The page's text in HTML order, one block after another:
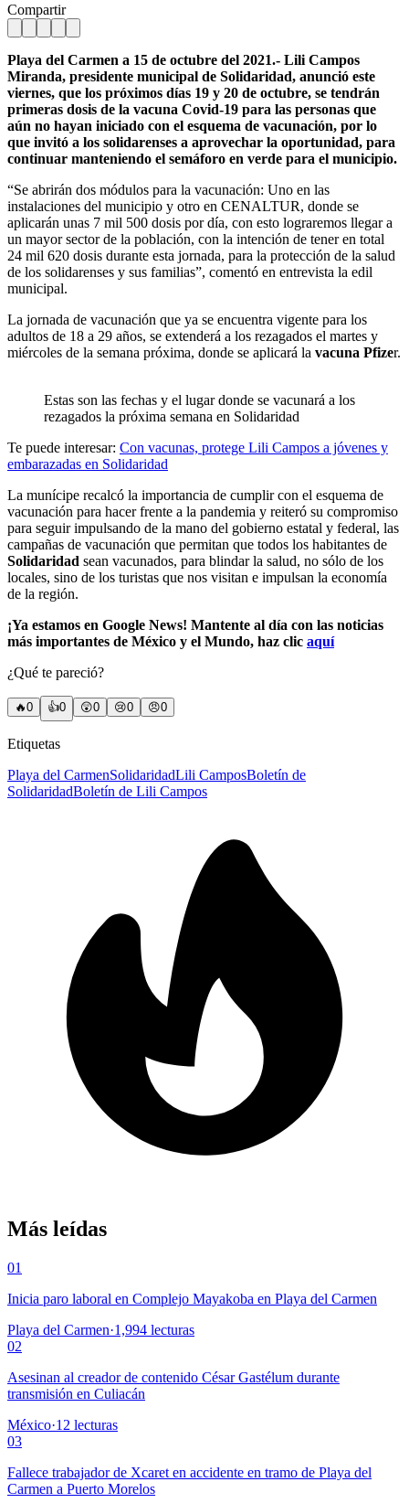
Compartir
Playa del Carmen a 15 de octubre del 2021.- Lili Campos
Miranda, presidente municipal de Solidaridad, anunció este
viernes, que los próximos días 19 y 20 de octubre, se tendrán
primeras dosis de la vacuna Covid-19 para las personas que
aún no hayan iniciado con el esquema de vacunación, por lo
que invitó a los solidarenses a aprovechar la oportunidad, para
continuar manteniendo el semáforo en verde para el municipio.
“Se abrirán dos módulos para la vacunación: Uno en las
instalaciones del municipio y otro en CENALTUR, donde se
aplicarán unas 7 mil 500 dosis por día, con esto lograremos llegar a
un mayor sector de la población, con la intención de tener en total
24 mil 620 dosis durante esta jornada, para la protección de la salud
de los solidarenses y sus familias”, comentó en entrevista la edil
municipal.
La jornada de vacunación que ya se encuentra vigente para los
adultos de 18 a 29 años, se extenderá a los rezagados el martes y
miércoles de la semana próxima, donde se aplicará la vacuna Pfizer.
Estas son las fechas y el lugar donde se vacunará a los
rezagados la próxima semana en Solidaridad
Te puede interesar: Con vacunas, protege Lili Campos a jóvenes y
embarazadas en Solidaridad
La munícipe recalcó la importancia de cumplir con el esquema de
vacunación para hacer frente a la pandemia y reiteró su compromiso
para seguir impulsando de la mano del gobierno estatal y federal, las
campañas de vacunación que permitan que todos los habitantes de
Solidaridad sean vacunados, para blindar la salud, no sólo de los
locales, sino de los turistas que nos visitan e impulsan la economía
de la región.
¡Ya estamos en Google News! Mantente al día con las noticias
más importantes de México y el Mundo, haz clic aquí
¿Qué te pareció?
🔥0 👍0 😲0 😢0 😠0
Etiquetas
Playa del CarmenSolidaridadLili CamposBoletín de
SolidaridadBoletín de Lili Campos
Más leídas
01
Inicia paro laboral en Complejo Mayakoba en Playa del Carmen
Playa del Carmen·1,994 lecturas
02
Asesinan al creador de contenido César Gastélum durante
transmisión en Culiacán
México·12 lecturas
03
Fallece trabajador de Xcaret en accidente en tramo de Playa del
Carmen a Puerto Morelos